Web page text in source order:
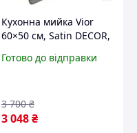
Кухонна мийка Vior
60×50 см, Satin DECOR,
товщина 3,0/1,0 мм, з
Готово до відправки
3 048₴
3 700 ₴